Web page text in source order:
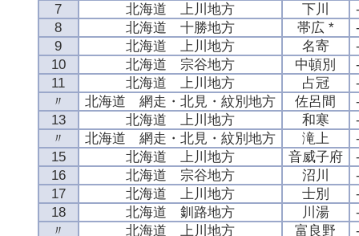
7
北海道 上川地方 下川
8
北海道 十勝地方 帯広 *
9
北海道 上川地方 名寄
10
北海道 宗谷地方 中頓別
11
北海道 上川地方 占冠
〃
北海道 網走・北見・紋別地方 佐呂間
13
北海道 上川地方 和寒
〃
北海道 網走・北見・紋別地方 滝上
15
北海道 上川地方 音威子府
16
北海道 宗谷地方 沼川
17
北海道 上川地方 士別
18
北海道 釧路地方 川湯
〃
北海道 上川地方 富良野